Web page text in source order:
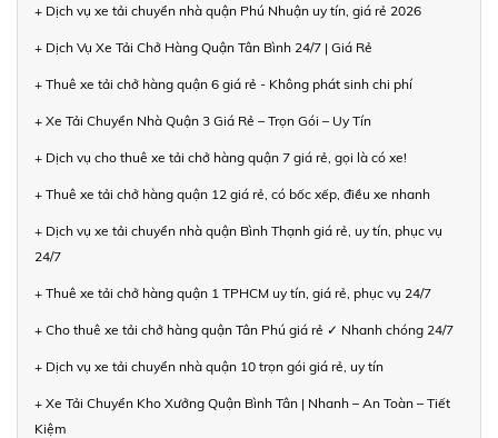
+ Dịch vụ xe tải chuyển nhà quận Phú Nhuận uy tín, giá rẻ 2026
+ Dịch Vụ Xe Tải Chở Hàng Quận Tân Bình 24/7 | Giá Rẻ
+ Thuê xe tải chở hàng quận 6 giá rẻ - Không phát sinh chi phí
+ Xe Tải Chuyển Nhà Quận 3 Giá Rẻ – Trọn Gói – Uy Tín
+ Dịch vụ cho thuê xe tải chở hàng quận 7 giá rẻ, gọi là có xe!
+ Thuê xe tải chở hàng quận 12 giá rẻ, có bốc xếp, điều xe nhanh
+ Dịch vụ xe tải chuyển nhà quận Bình Thạnh giá rẻ, uy tín, phục vụ
24/7
+ Thuê xe tải chở hàng quận 1 TPHCM uy tín, giá rẻ, phục vụ 24/7
+ Cho thuê xe tải chở hàng quận Tân Phú giá rẻ ✓ Nhanh chóng 24/7
+ Dịch vụ xe tải chuyển nhà quận 10 trọn gói giá rẻ, uy tín
+ Xe Tải Chuyển Kho Xưởng Quận Bình Tân | Nhanh – An Toàn – Tiết
Kiệm